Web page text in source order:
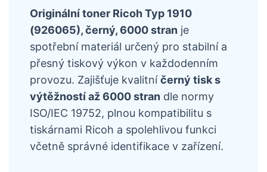
Originální toner Ricoh Typ 1910
(926065), černý, 6000 stran je
spotřební materiál určený pro stabilní a
přesný tiskový výkon v každodenním
provozu. Zajišťuje kvalitníčerný tisk s
výtěžností až 6000 stran dle normy
ISO/IEC 19752, plnou kompatibilitu s
tiskárnami Ricoh a spolehlivou funkci
včetně správné identifikace v zařízení.